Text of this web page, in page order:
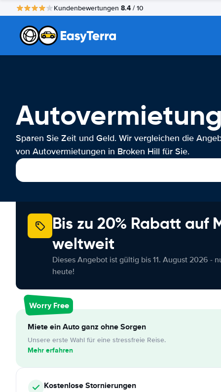
Kundenbewertungen 8.4 / 10
Sparen Sie Zeit und Geld. Wir vergleichen die
von Autovermietungen in Broken Hill für Sie.
Bis zu 20% Rabatt auf
weltweit
Dieses Angebot ist gültig bis 11. August 2026 -
heute!
Worry Free
Miete ein Auto ganz ohne Sorgen
Unsere erste Wahl für eine stressfreie Reise.
Mehr erfahren
KostenloseStornierungen